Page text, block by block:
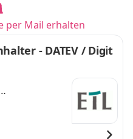
per Mail erhalten
- DATEV / Digit